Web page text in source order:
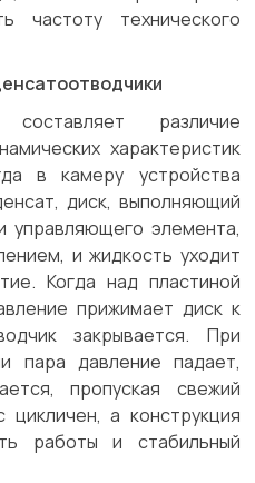
частоту технического
различие
характеристик
в камеру устройства
диск, выполняющий
управляющего элемента,
и жидкость уходит
Когда над пластиной
прижимает диск к
закрывается. При
пара давление падает,
пропуская свежий
а конструкция
работы и стабильный